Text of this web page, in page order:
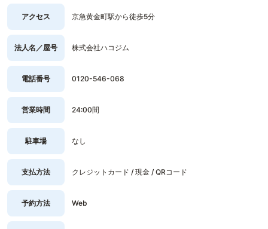
アクセス 京急黄金町駅から徒歩5分
法人名／屋号 株式会社ハコジム
電話番号 0120-546-068
営業時間 24:00間
駐車場 なし
支払方法 クレジットカード / 現金 / QRコード
予約方法 Web